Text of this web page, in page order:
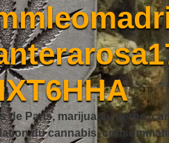
de Paris, marijuana, herbe,
du cannabis,